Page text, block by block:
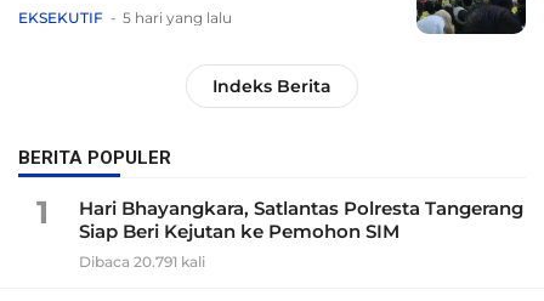
EKSEKUTIF 5 hari yang lalu
Indeks Berita
BERITA POPULER
1
Hari Bhayangkara, Satlantas Polresta Tangerang
Siap Beri Kejutan ke Pemohon SIM
Dibaca 20.791 kali